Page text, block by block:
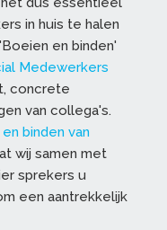
in huis te halen
en binden'
Medewerkers
concrete
van collega's.
binden van
wij samen met
sprekers u
een aantrekkelijk